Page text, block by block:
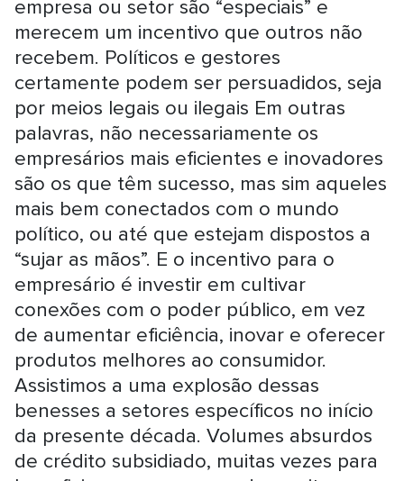
empresa ou setor são “especiais” e
merecem um incentivo que outros não
recebem. Políticos e gestores
certamente podem ser persuadidos, seja
por meios legais ou ilegais Em outras
palavras, não necessariamente os
empresários mais eficientes e inovadores
são os que têm sucesso, mas sim aqueles
mais bem conectados com o mundo
político, ou até que estejam dispostos a
“sujar as mãos”. E o incentivo para o
empresário é investir em cultivar
conexões com o poder público, em vez
de aumentar eficiência, inovar e oferecer
produtos melhores ao consumidor.
Assistimos a uma explosão dessas
benesses a setores específicos no início
da presente década. Volumes absurdos
de crédito subsidiado, muitas vezes para